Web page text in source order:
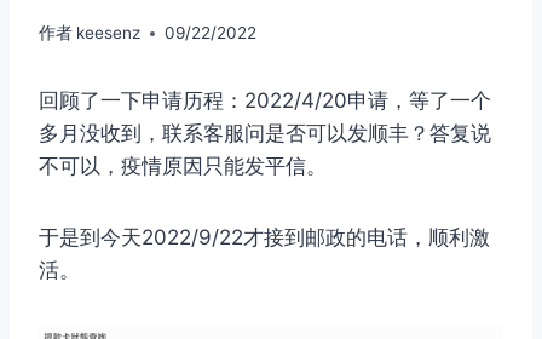
作者 keesenz 09/22/2022
回顾了一下申请历程：2022/4/20申请，等了一个
多月没收到，联系客服问是否可以发顺丰？答复说
不可以，疫情原因只能发平信。
于是到今天2022/9/22才接到邮政的电话，顺利激
活。